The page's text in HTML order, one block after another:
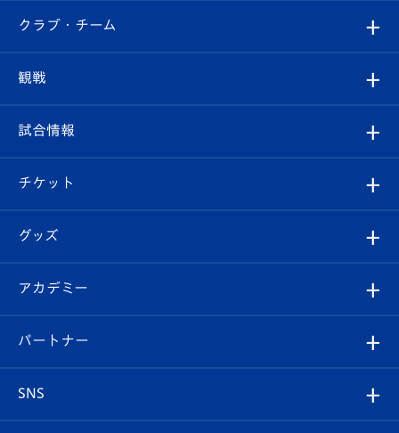
すべて
クラブ
試合情報
チケット
イベント
メディア
ホームタウン
クラブ・チーム
クラブ概要
エンブレム紹介
スタッフプロフィール
マスコット紹介
観戦
観戦ルール
はじめての観戦ガイド
Revive Team
ヴィヴィくんの長崎おもてなしガイド
試合情報
試合日程/結果
フォトギャラリー
スタジアムグルメ
チケット
チケット
V-LOVERS（ファンクラブ）
プレイヤーズスイート
グッズ
オンラインショップ
店舗情報
アカデミー
育成からのお知らせ
U-18
パートナー
SNS